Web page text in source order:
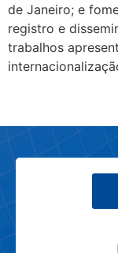
de Janeiro; e
registro e
trabalhos